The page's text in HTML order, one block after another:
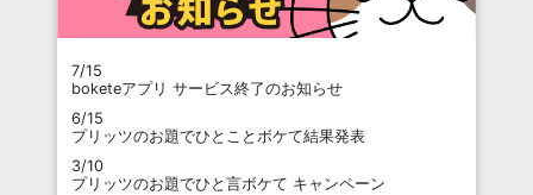
7/15
boketeアプリ サービス終了のお知らせ
6/15
プリッツのお題でひとことボケて結果発表
3/10
プリッツのお題でひと言ボケて キャンペーン